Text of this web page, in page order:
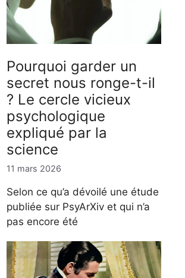
Pourquoi garder un
secret nous ronge-t-il
? Le cercle vicieux
psychologique
expliqué par la
science
11 mars 2026
Selon ce qu’a dévoilé une étude
publiée sur PsyArXiv et qui n’a
pas encore été